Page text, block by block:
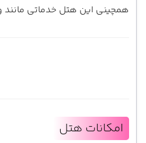
همچینی این هتل خدماتی مانند
امکانات هتل